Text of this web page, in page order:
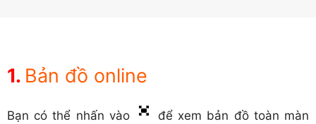
Bản đồ online
Bạn có thể nhấn vào
để xem bản đồ toàn màn